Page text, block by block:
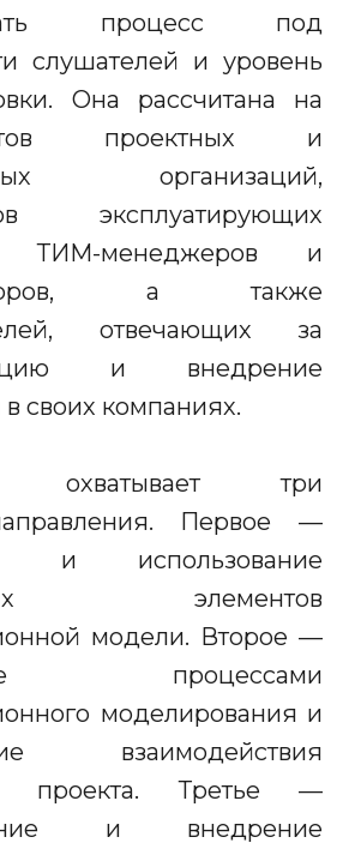
процесс под
слушателей и уровень
Она рассчитана на
проектных и
организаций,
эксплуатирующих
ТИМ-менеджеров и
а также
отвечающих за
и внедрение
в своих компаниях.
охватывает три
Первое —
и использование
элементов
модели. Второе —
процессами
моделирования и
взаимодействия
проекта. Третье —
и внедрение